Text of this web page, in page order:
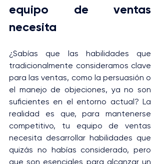
equipo de ventas
necesita
¿Sabías que las habilidades que
tradicionalmente consideramos clave
para las ventas, como la persuasión o
el manejo de objeciones, ya no son
suficientes en el entorno actual? La
realidad es que, para mantenerse
competitivo, tu equipo de ventas
necesita desarrollar habilidades que
quizás no habías considerado, pero
que son esenciales para alcanzar un